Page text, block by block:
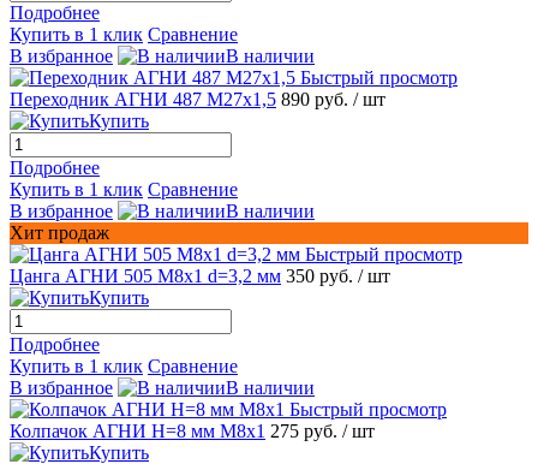
Подробнее
Купить в 1 клик Сравнение
В избранное
В наличии
Быстрый просмотр
Переходник АГНИ 487 М27х1,5 890 руб. / шт
Купить
Подробнее
Купить в 1 клик Сравнение
В избранное
В наличии
Хит продаж
Быстрый просмотр
Цанга АГНИ 505 М8х1 d=3,2 мм 350 руб. / шт
Купить
Подробнее
Купить в 1 клик Сравнение
В избранное
В наличии
Быстрый просмотр
Колпачок АГНИ Н=8 мм М8х1 275 руб. / шт
Купить